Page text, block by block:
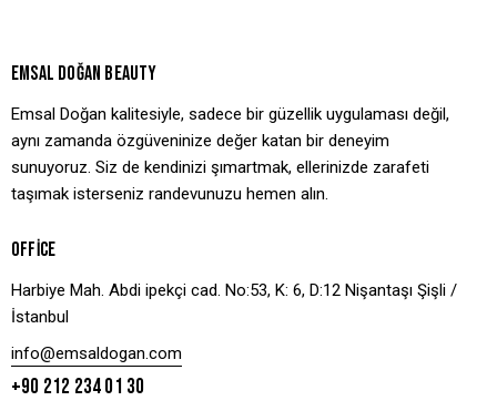
EMSAL DOĞAN BEAUTY
Emsal Doğan kalitesiyle, sadece bir güzellik uygulaması değil,
aynı zamanda özgüveninize değer katan bir deneyim
sunuyoruz. Siz de kendinizi şımartmak, ellerinizde zarafeti
taşımak isterseniz randevunuzu hemen alın.
OFFICE
Harbiye Mah. Abdi ipekçi cad. No:53, K: 6, D:12 Nişantaşı Şişli /
İstanbul
info@emsaldogan.com
+90 212 234 01 30